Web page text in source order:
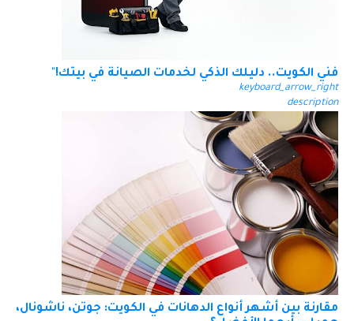
فني الكويت.. دليلك الذكي لخدمات الصيانة في بيتك!"
keyboard_arrow_right
description
مقارنة بين أشهر أنواع الدهانات في الكويت: جوتن، ناشونال،